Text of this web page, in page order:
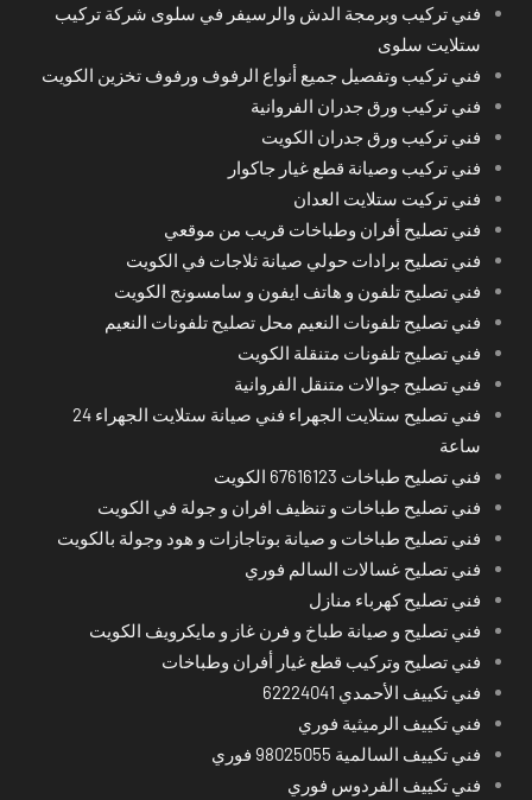
فني تركيب وبرمجة الدش والرسيفر في سلوى شركة تركيب
ستلايت سلوى
فني تركيب وتفصيل جميع أنواع الرفوف ورفوف تخزين الكويت
فني تركيب ورق جدران الفروانية
فني تركيب ورق جدران الكويت
فني تركيب وصيانة قطع غيار جاكوار
فني تركيت ستلايت العدان
فني تصليح أفران وطباخات قريب من موقعي
فني تصليح برادات حولي صيانة ثلاجات في الكويت
فني تصليح تلفون و هاتف ايفون و سامسونج الكويت
فني تصليح تلفونات النعيم محل تصليح تلفونات النعيم
فني تصليح تلفونات متنقلة الكويت
فني تصليح جوالات متنقل الفروانية
فني تصليح ستلايت الجهراء فني صيانة ستلايت الجهراء 24
ساعة
فني تصليح طباخات 67616123 الكويت
فني تصليح طباخات و تنظيف افران و جولة في الكويت
فني تصليح طباخات و صيانة بوتاجازات و هود وجولة بالكويت
فني تصليح غسالات السالم فوري
فني تصليح كهرباء منازل
فني تصليح و صيانة طباخ و فرن غاز و مايكرويف الكويت
فني تصليح وتركيب قطع غيار أفران وطباخات
فني تكييف الأحمدي 62224041
فني تكييف الرميثية فوري
فني تكييف السالمية 98025055 فوري
فني تكييف الفردوس فوري